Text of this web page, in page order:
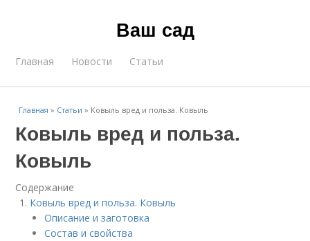
Ваш сад
Главная Новости Статьи
Главная » Статьи » Ковыль вред и польза. Ковыль
Ковыль вред и польза.
Ковыль
Содержание
Ковыль вред и польза. Ковыль
Описание и заготовка
Состав и свойства